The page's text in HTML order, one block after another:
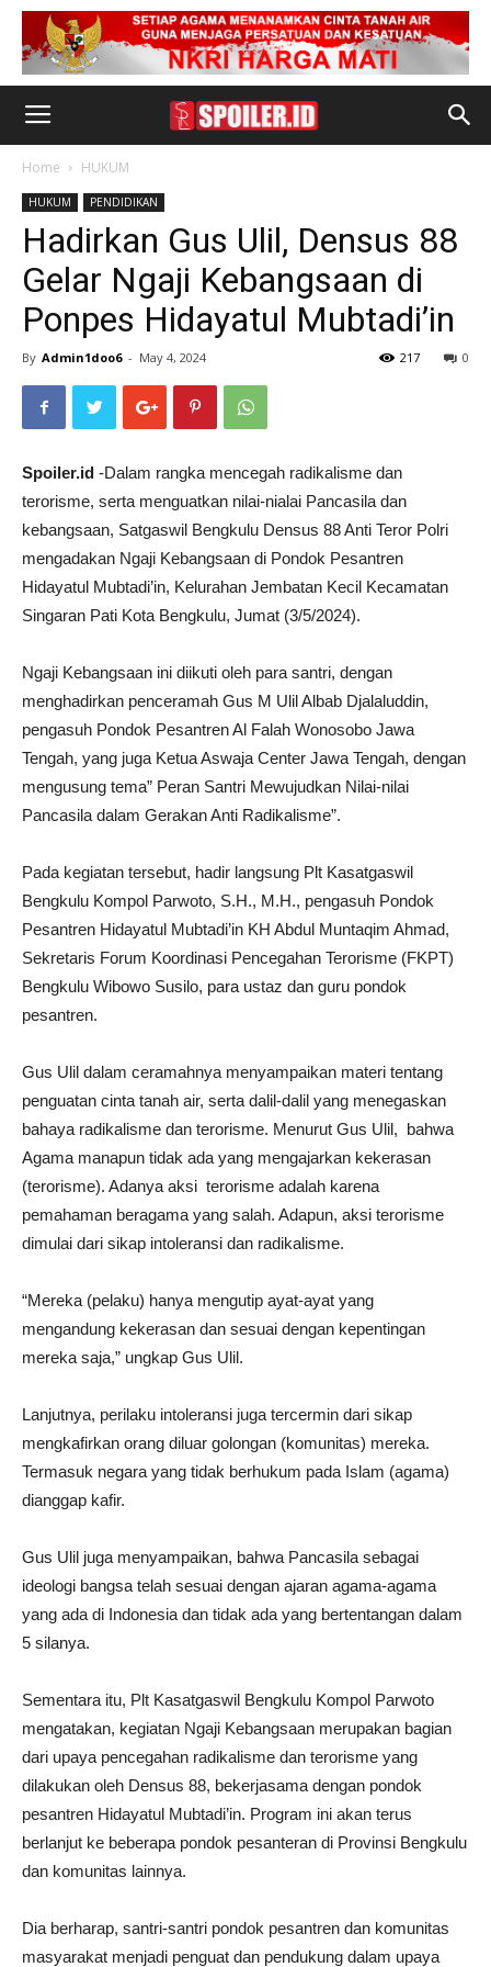
Home HUKUM
HUKUM PENDIDIKAN
Hadirkan Gus Ulil, Densus 88
Gelar Ngaji Kebangsaan di
Ponpes Hidayatul Mubtadi’in
By Admin1doo6 - May 4, 2024 0
217
Spoiler.id -Dalam rangka mencegah radikalisme dan
terorisme, serta menguatkan nilai-nialai Pancasila dan
kebangsaan, Satgaswil Bengkulu Densus 88 Anti Teror Polri
mengadakan Ngaji Kebangsaan di Pondok Pesantren
Hidayatul Mubtadi’in, Kelurahan Jembatan Kecil Kecamatan
Singaran Pati Kota Bengkulu, Jumat (3/5/2024).
Ngaji Kebangsaan ini diikuti oleh para santri, dengan
menghadirkan penceramah Gus M Ulil Albab Djalaluddin,
pengasuh Pondok Pesantren Al Falah Wonosobo Jawa
Tengah, yang juga Ketua Aswaja Center Jawa Tengah, dengan
mengusung tema” Peran Santri Mewujudkan Nilai-nilai
Pancasila dalam Gerakan Anti Radikalisme”.
Pada kegiatan tersebut, hadir langsung Plt Kasatgaswil
Bengkulu Kompol Parwoto, S.H., M.H., pengasuh Pondok
Pesantren Hidayatul Mubtadi’in KH Abdul Muntaqim Ahmad,
Sekretaris Forum Koordinasi Pencegahan Terorisme (FKPT)
Bengkulu Wibowo Susilo, para ustaz dan guru pondok
pesantren.
Gus Ulil dalam ceramahnya menyampaikan materi tentang
penguatan cinta tanah air, serta dalil-dalil yang menegaskan
bahaya radikalisme dan terorisme. Menurut Gus Ulil, bahwa
Agama manapun tidak ada yang mengajarkan kekerasan
(terorisme). Adanya aksi terorisme adalah karena
pemahaman beragama yang salah. Adapun, aksi terorisme
dimulai dari sikap intoleransi dan radikalisme.
“Mereka (pelaku) hanya mengutip ayat-ayat yang
mengandung kekerasan dan sesuai dengan kepentingan
mereka saja,” ungkap Gus Ulil.
Lanjutnya, perilaku intoleransi juga tercermin dari sikap
mengkafirkan orang diluar golongan (komunitas) mereka.
Termasuk negara yang tidak berhukum pada Islam (agama)
dianggap kafir.
Gus Ulil juga menyampaikan, bahwa Pancasila sebagai
ideologi bangsa telah sesuai dengan ajaran agama-agama
yang ada di Indonesia dan tidak ada yang bertentangan dalam
5 silanya.
Sementara itu, Plt Kasatgaswil Bengkulu Kompol Parwoto
mengatakan, kegiatan Ngaji Kebangsaan merupakan bagian
dari upaya pencegahan radikalisme dan terorisme yang
dilakukan oleh Densus 88, bekerjasama dengan pondok
pesantren Hidayatul Mubtadi’in. Program ini akan terus
berlanjut ke beberapa pondok pesanteran di Provinsi Bengkulu
dan komunitas lainnya.
Dia berharap, santri-santri pondok pesantren dan komunitas
masyarakat menjadi penguat dan pendukung dalam upaya